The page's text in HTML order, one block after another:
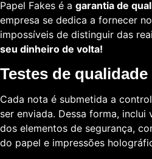
Papel Fakes é a garantia de
empresa se dedica a fornecer
impossíveis de distinguir das
seu dinheiro de volta!
Testes de qualidade
Cada nota é submetida a
ser enviada. Dessa forma,
dos elementos de segurança,
do papel e impressões